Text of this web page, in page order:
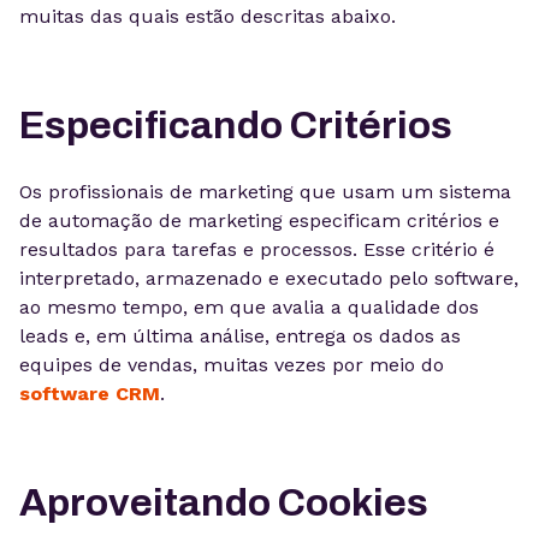
muitas das quais estão descritas abaixo.
Especificando Critérios
Os profissionais de marketing que usam um sistema
de automação de marketing especificam critérios e
resultados para tarefas e processos. Esse critério é
interpretado, armazenado e executado pelo software,
ao mesmo tempo, em que avalia a qualidade dos
leads e, em última análise, entrega os dados as
equipes de vendas, muitas vezes por meio do
software CRM.
Aproveitando Cookies